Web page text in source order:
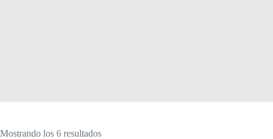
Mostrando los 6 resultadosOrdenado